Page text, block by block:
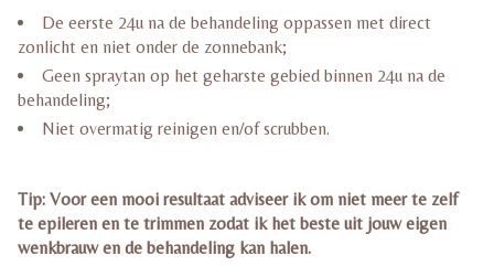
De eerste 24u na de behandeling oppassen met direct
zonlicht en niet onder de zonnebank;
Geen spraytan op het geharste gebied binnen 24u na de
behandeling;
Niet overmatig reinigen en/of scrubben.
Tip: Voor een mooi resultaat adviseer ik om niet meer te zelf
te epileren en te trimmen zodat ik het beste uit jouw eigen
wenkbrauw en de behandeling kan halen.